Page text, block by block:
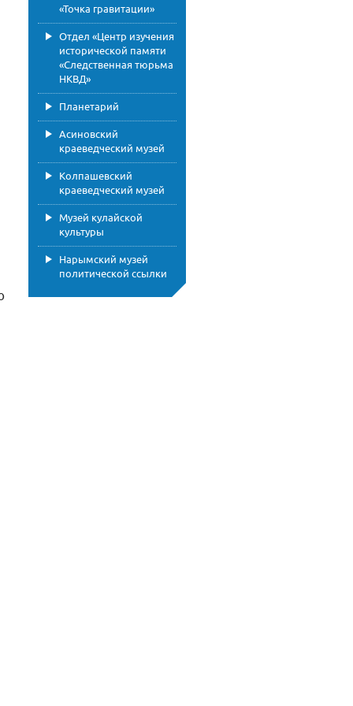
«Точка гравитации»
Отдел «Центр изучения
исторической памяти
«Следственная тюрьма
НКВД»
Планетарий
Асиновский
краеведческий музей
Колпашевский
краеведческий музей
Музей кулайской
культуры
Нарымский музей
политической ссылки